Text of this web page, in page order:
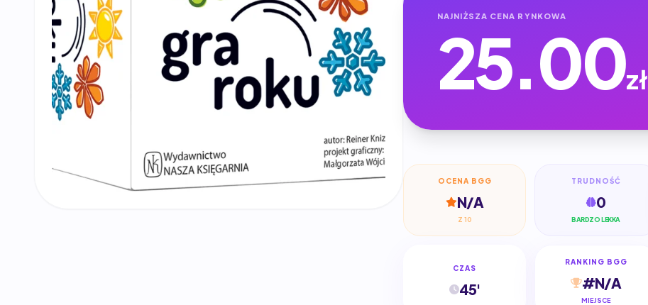
NAJNIŻSZA CENA RYNKOWA
25.00zł
OCENA BGG
N/A
Z 10
TRUDNOŚĆ
0
BARDZO LEKKA
CZAS
45'
RANKING BGG
#N/A
MIEJSCE